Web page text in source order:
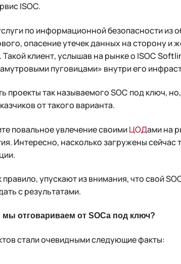
ISOC.
по информационной безопасности из
опасение утечек данных на сторону и
клиент, услышав на рынке о ISOC
пуговицами» внутри его
проекты так называемого SOC под ключ,
от такого варианта.
повальное увлечение своимиЦОДами на
Интересно, насколько загружены
упускают из внимания, что свой
с результатами.
отговариваем от SOCа под ключ?
стали очевидными следующие факты: